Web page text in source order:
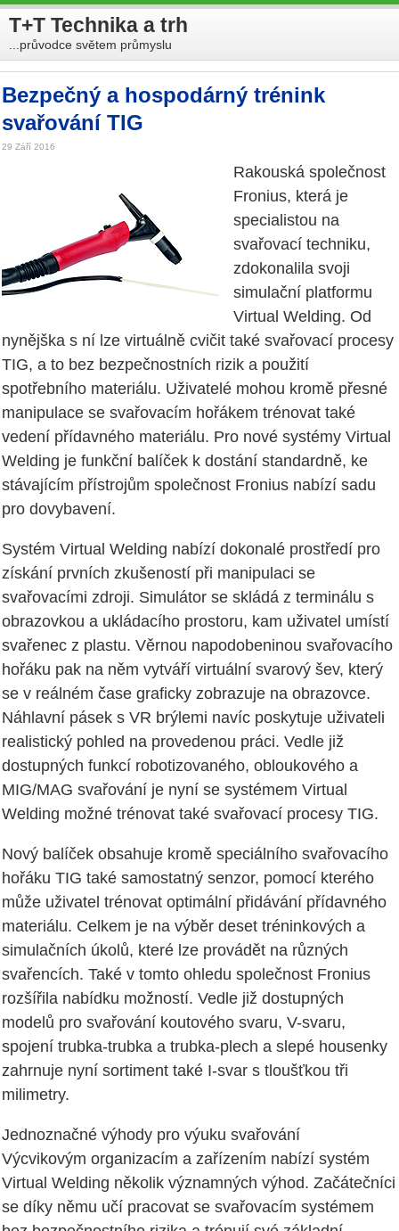
T+T Technika a trh
...průvodce světem průmyslu
Bezpečný a hospodárný trénink
svařování TIG
29 Září 2016
Rakouská společnost
Fronius, která je
specialistou na
svařovací techniku,
zdokonalila svoji
simulační platformu
Virtual Welding. Od
nynějška s ní lze virtuálně cvičit také svařovací procesy
TIG, a to bez bezpečnostních rizik a použití
spotřebního materiálu. Uživatelé mohou kromě přesné
manipulace se svařovacím hořákem trénovat také
vedení přídavného materiálu. Pro nové systémy Virtual
Welding je funkční balíček k dostání standardně, ke
stávajícím přístrojům společnost Fronius nabízí sadu
pro dovybavení.
Systém Virtual Welding nabízí dokonalé prostředí pro
získání prvních zkušeností při manipulaci se
svařovacími zdroji. Simulátor se skládá z terminálu s
obrazovkou a ukládacího prostoru, kam uživatel umístí
svařenec z plastu. Věrnou napodobeninou svařovacího
hořáku pak na něm vytváří virtuální svarový šev, který
se v reálném čase graficky zobrazuje na obrazovce.
Náhlavní pásek s VR brýlemi navíc poskytuje uživateli
realistický pohled na provedenou práci. Vedle již
dostupných funkcí robotizovaného, obloukového a
MIG/MAG svařování je nyní se systémem Virtual
Welding možné trénovat také svařovací procesy TIG.
Nový balíček obsahuje kromě speciálního svařovacího
hořáku TIG také samostatný senzor, pomocí kterého
může uživatel trénovat optimální přidávání přídavného
materiálu. Celkem je na výběr deset tréninkových a
simulačních úkolů, které lze provádět na různých
svařencích. Také v tomto ohledu společnost Fronius
rozšířila nabídku možností. Vedle již dostupných
modelů pro svařování koutového svaru, V-svaru,
spojení trubka-trubka a trubka-plech a slepé housenky
zahrnuje nyní sortiment také I-svar s tloušťkou tři
milimetry.
Jednoznačné výhody pro výuku svařování
Výcvikovým organizacím a zařízením nabízí systém
Virtual Welding několik významných výhod. Začátečníci
se díky němu učí pracovat se svařovacím systémem